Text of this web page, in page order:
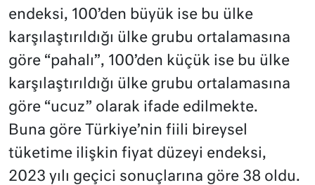
endeksi, 100’den büyük ise bu ülke
karşılaştırıldığı ülke grubu ortalamasına
göre “pahalı”, 100’den küçük ise bu ülke
karşılaştırıldığı ülke grubu ortalamasına
göre “ucuz” olarak ifade edilmekte.
Buna göre Türkiye’nin fiili bireysel
tüketime ilişkin fiyat düzeyi endeksi,
2023 yılı geçici sonuçlarına göre 38 oldu.